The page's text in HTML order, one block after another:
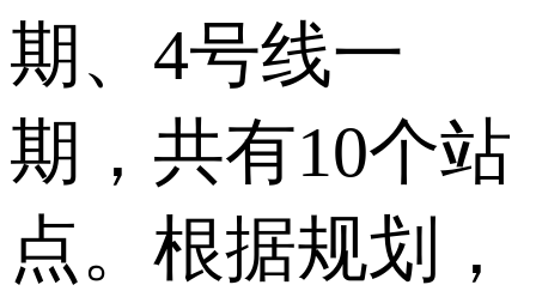
期、4号线一
期，共有10个站
点。根据规划，